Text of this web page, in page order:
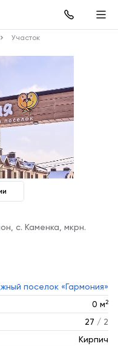
Участок
с. Каменка, мкрн.
поселок «Гармония»
0 м2
27 / 2
Кирпич